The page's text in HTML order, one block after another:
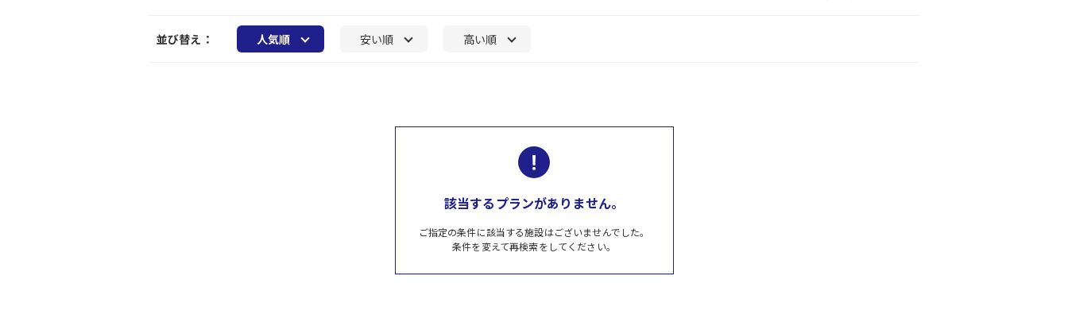
並び替え： 人気順 安い順 高い順
該当するプランがありません。
ご指定の条件に該当する施設はございませんでした。
条件を変えて再検索をしてください。